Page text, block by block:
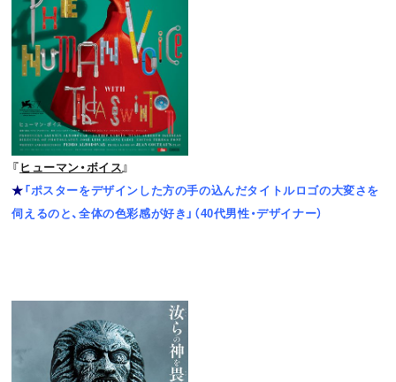
『ヒューマン・ボイス』
★「ポスターをデザインした方の手の込んだタイトルロゴの大変さを
伺えるのと、全体の色彩感が好き」（40代男性・デザイナー）